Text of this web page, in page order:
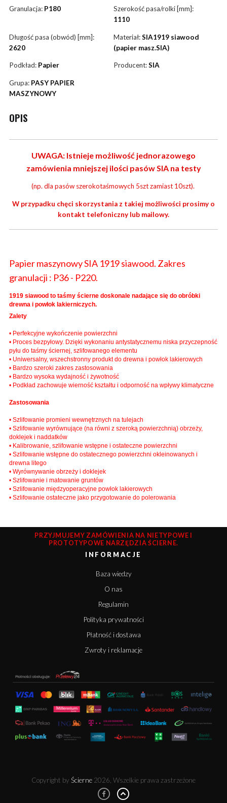
Granulacja: P180
Szerokość pasa/rolki [mm]:
1110
Długość pasa (obwód) [mm]:
2620
Materiał:SIA1919 siawood
(papier masz.SIA)
Podkład: Papier Producent:SIA
Grupa: PASY PAPIER
MASZYNOWY
OPIS
UWAGA: Istnieje możliwość jednorazowego
zamówienia mniejszej ilości pasów SIA na testy
(np. dla pasów szerokotaśmowych 5szt zamiast 10szt).
W przypadku chęci skorzystania z takiej możliwości prosimy o
kontakt telefoniczny lub mailowy.
Papier maszynowy SIA 1919 siawood. Zakres
granulacji : P36 - P220.
1919 siawood to taśmy ścierne doskonale nadające się do obróbki
drewna i powłok lakierniczych.
Zalety
• Perfekcyjne wykończenie powierzchni
• Proces bezpyłowy. Dzięki wykonaniu antystatycznemu niska przyczepność
pyłu do taśmy ściernej, szlifowanego elementu
• Uniwersalny, wszechstronny produkt do drewna i powłok lakierowych
• Bardzo szeroki zakres zastosowania
• Bardzo wysoka wydajność i żywotność
• Podkład zachowuje wierność kształtu i odporność na wpływy klimatyczne
Zastosowania
• Szlifowanie promieni wewnętrznych na tulejach
• Szlifowanie wyrównujące (na równi z szeroką powierzchnią) obrzeży,
doklejek i naddatków
• Kalibrowanie, szlifowanie wstępne i ostateczne powierzchni
• Szlifowanie wstępne do ostatecznego powierzchni okleinowanych i
drewna litego
• Wyrównywanie obrzeży i doklejek
• Szlifowanie i matowanie gruntów
• Szlifowanie międzyoperacyjne powłok lakierowych
• Szlifowanie ostateczne jako przygotowanie do polerowania
PRZYJMUJEMY ZAMÓWIENIA NA NIETYPOWE I
PROTOTYPOWE NARZĘDZIA ŚCIERNE.
INFORMACJE
Baza wiedzy
O nas
Regulamin
Polityka prywatności
Płatność i dostawa
Zwroty i reklamacje
Copyright by Ścierne 2026, Wszelkie prawa zastrzeżone